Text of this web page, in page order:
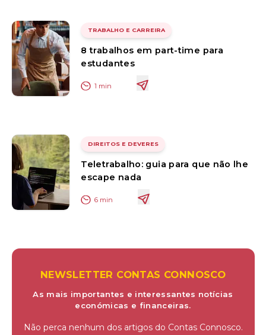
TRABALHO E CARREIRA
8 trabalhos em part-time para
estudantes
1 min
DIREITOS E DEVERES
Teletrabalho: guia para que não lhe
escape nada
6 min
NEWSLETTER CONTAS CONNOSCO
As mais importantes e interessantes notícias
económicas e financeiras.
Não perca nenhum dos artigos do Contas Connosco.